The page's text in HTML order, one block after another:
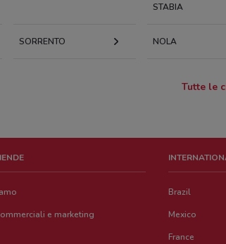
STABIA
SORRENTO NOLA
Tutte le
e marketing
Brazil
Mexico
France